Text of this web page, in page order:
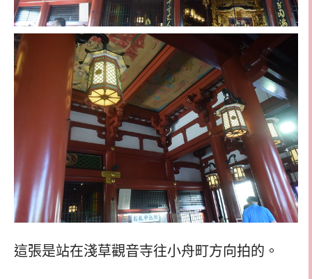
這張是站在淺草觀音寺往小舟町方向拍的。